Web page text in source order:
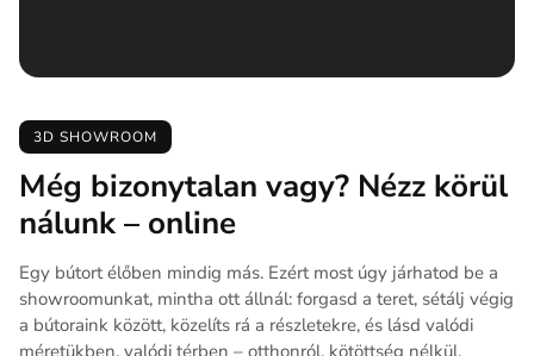
3D SHOWROOM
Még bizonytalan vagy? Nézz körül
nálunk – online
Egy bútort élőben mindig más. Ezért most úgy járhatod be a
showroomunkat, mintha ott állnál: forgasd a teret, sétálj végig
a bútoraink között, közelíts rá a részletekre, és lásd valódi
méretükben, valódi térben – otthonról, kötöttség nélkül.